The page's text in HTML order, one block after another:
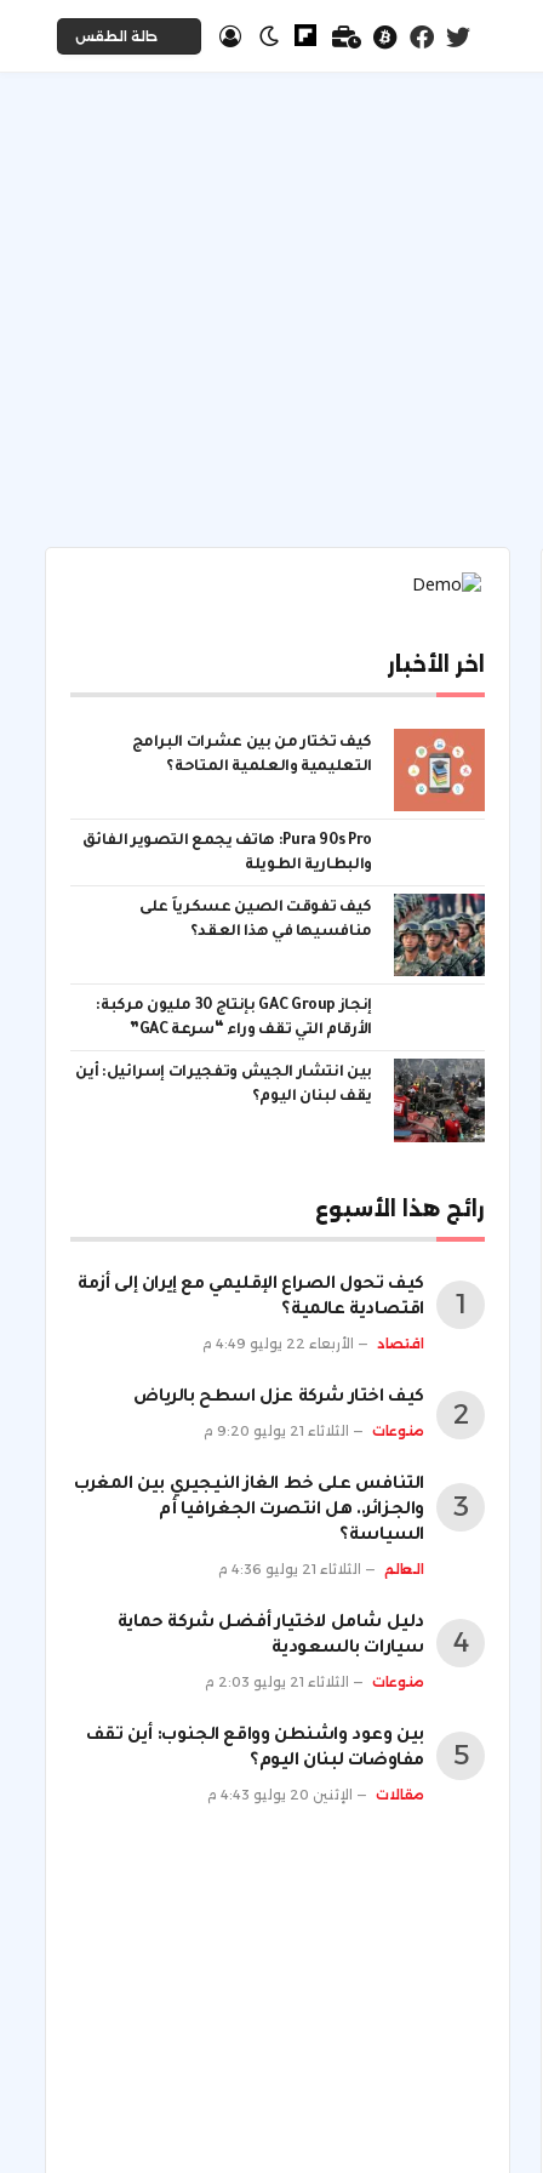
حالة الطقس
اخر الأخبار
كيف تختار من بين عشرات البرامج
التعليمية والعلمية المتاحة؟
Pura 90s Pro: هاتف يجمع التصوير الفائق
والبطارية الطويلة
كيف تفوقت الصين عسكرياً على
منافسيها في هذا العقد؟
إنجاز GAC Group بإنتاج 30 مليون مركبة:
الأرقام التي تقف وراء “سرعة GAC”
بين انتشار الجيش وتفجيرات إسرائيل: أين
يقف لبنان اليوم؟
رائج هذا الأسبوع
كيف تحول الصراع الإقليمي مع إيران إلى أزمة
اقتصادية عالمية؟
اقتصاد الأربعاء 22 يوليو 4:49 م
كيف اختار شركة عزل اسطح بالرياض
منوعات الثلاثاء 21 يوليو 9:20 م
التنافس على خط الغاز النيجيري بين المغرب
والجزائر.. هل انتصرت الجغرافيا أم
السياسة؟
العالم الثلاثاء 21 يوليو 4:36 م
دليل شامل لاختيار أفضل شركة حماية
سيارات بالسعودية
منوعات الثلاثاء 21 يوليو 2:03 م
بين وعود واشنطن وواقع الجنوب: أين تقف
مفاوضات لبنان اليوم؟
مقالات الإثنين 20 يوليو 4:43 م